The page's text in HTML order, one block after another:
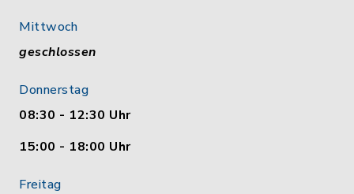
Mittwoch
geschlossen
Donnerstag
08:30 - 12:30 Uhr
15:00 - 18:00 Uhr
Freitag